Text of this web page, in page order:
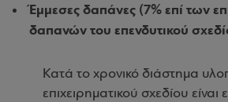
Έμμεσες δαπάνες (7% επί των
δαπανών του επενδυτικού
Κατά το χρονικό διάστημα
επιχειρηματικού σχεδίου είναι